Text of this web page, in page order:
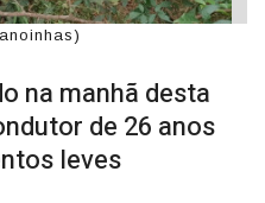
na manhã desta
de 26 anos
leves